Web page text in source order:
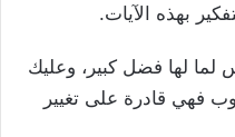
بهذه الآيات.
لما لها فضل كبير، وعليك
فهي قادرة على تغيير